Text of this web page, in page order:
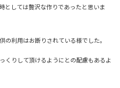
としては贅沢な作りであったと思いま
の利用はお断りされている様でした。
くりして頂けるようにとの配慮もあるよ